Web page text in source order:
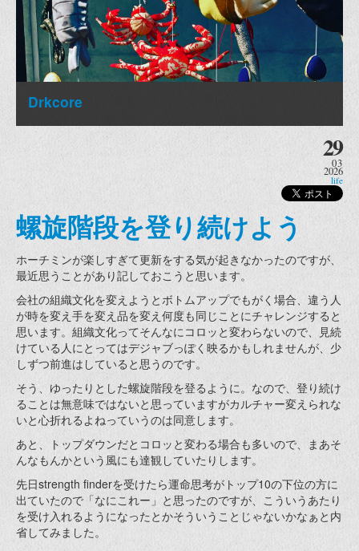
Drkcore
29
03
2026
life
螺旋階段を登り続けよう
ホーチミンが楽しすぎて更新をする気が起きなかったのですが、
最近思うことがあり記しておこうと思います。
会社の組織文化を変えようとボトムアップでもがく場合、違う人
が時を変え手を変え品を変え何度も同じことにチャレンジすると
思います。組織文化ってそんなにコロッと変わらないので、見続
けている人にとってはデジャブっぽく映るかもしれませんが、少
しずつ前進はしていると思うのです。
そう、ゆったりとした螺旋階段を登るように。なので、登り続け
ることは無意味ではないと思っていますがカルチャー変えられな
いと心折れるよねっていうのは同意します。
あと、トップダウンだとコロッと変わる場合も多いので、まあそ
んなもんかという風にも達観していたりします。
先日strength finderを受けたら運命思考がトップ10の下位の方に
出ていたので「なにこれー」と思ったのですが、こういうあたり
を受け入れるようになったとかそういうことじゃないかなぁと内
省してみました。